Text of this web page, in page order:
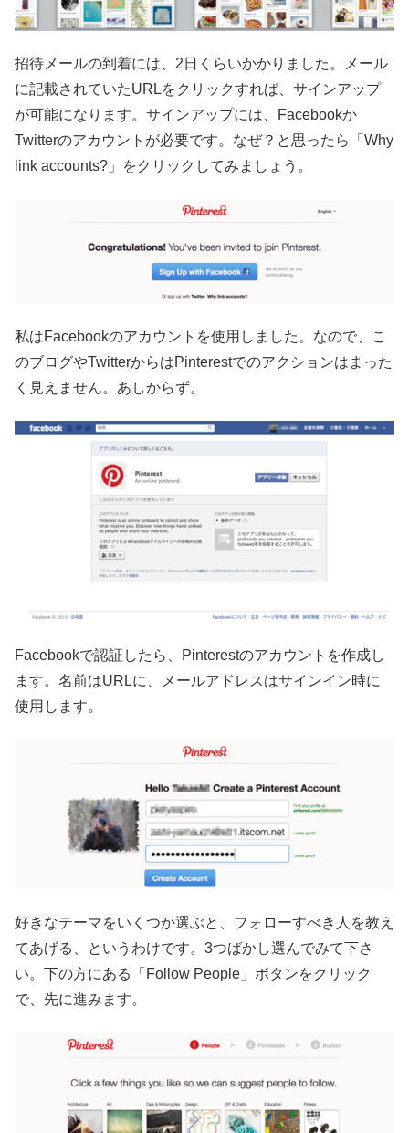
招待メールの到着には、2日くらいかかりました。メール
に記載されていたURLをクリックすれば、サインアップ
が可能になります。サインアップには、Facebookか
Twitterのアカウントが必要です。なぜ？と思ったら「Why
link accounts?」をクリックしてみましょう。
私はFacebookのアカウントを使用しました。なので、こ
のブログやTwitterからはPinterestでのアクションはまった
く見えません。あしからず。
Facebookで認証したら、Pinterestのアカウントを作成し
ます。名前はURLに、メールアドレスはサインイン時に
使用します。
好きなテーマをいくつか選ぶと、フォローすべき人を教え
てあげる、というわけです。3つばかし選んでみて下さ
い。下の方にある「Follow People」ボタンをクリック
で、先に進みます。